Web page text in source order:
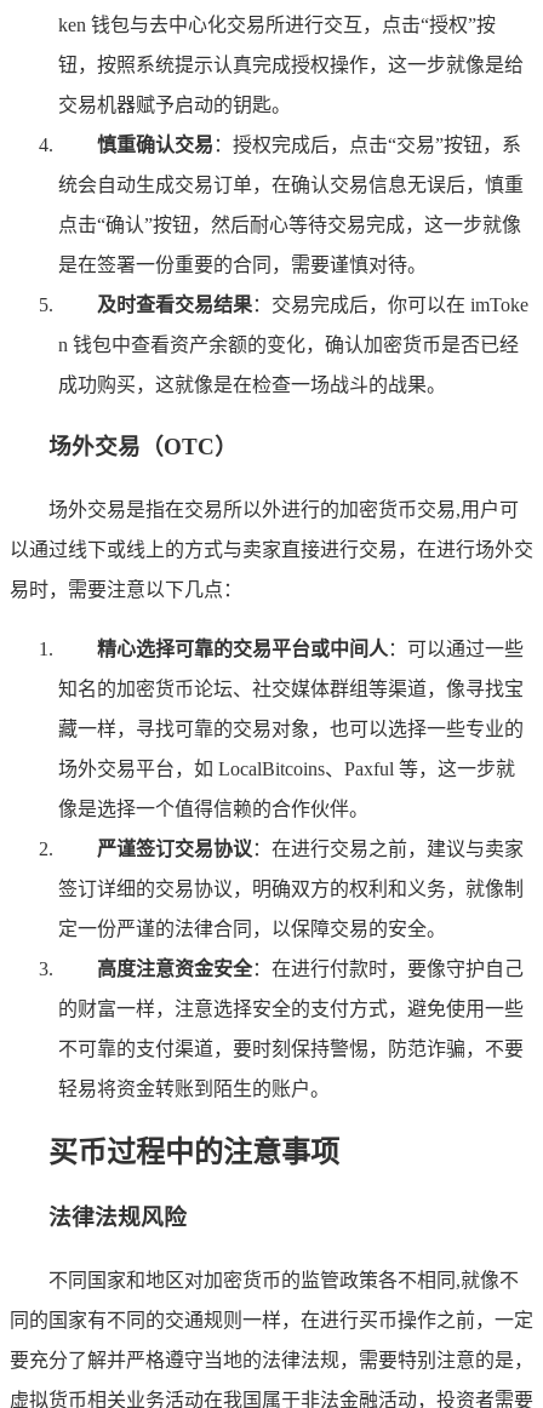
ken 钱包与去中心化交易所进行交互，点击“授权”按
钮，按照系统提示认真完成授权操作，这一步就像是给
交易机器赋予启动的钥匙。
慎重确认交易 ：授权完成后，点击“交易”按钮，系
统会自动生成交易订单，在确认交易信息无误后，慎重
点击“确认”按钮，然后耐心等待交易完成，这一步就像
是在签署一份重要的合同，需要谨慎对待。
及时查看交易结果：交易完成后，你可以在 imToke
n 钱包中查看资产余额的变化，确认加密货币是否已经
成功购买，这就像是在检查一场战斗的战果。
场外交易（OTC）
场外交易是指在交易所以外进行的加密货币交易,用户可
以通过线下或线上的方式与卖家直接进行交易，在进行场外交
易时，需要注意以下几点：
精心选择可靠的交易平台或中间人 ：可以通过一些
知名的加密货币论坛、社交媒体群组等渠道，像寻找宝
藏一样，寻找可靠的交易对象，也可以选择一些专业的
场外交易平台，如 LocalBitcoins、Paxful 等，这一步就
像是选择一个值得信赖的合作伙伴。
严谨签订交易协议 ：在进行交易之前，建议与卖家
签订详细的交易协议，明确双方的权利和义务，就像制
定一份严谨的法律合同，以保障交易的安全。
高度注意资金安全：在进行付款时，要像守护自己
的财富一样，注意选择安全的支付方式，避免使用一些
不可靠的支付渠道，要时刻保持警惕，防范诈骗，不要
轻易将资金转账到陌生的账户。
买币过程中的注意事项
法律法规风险
不同国家和地区对加密货币的监管政策各不相同,就像不
同的国家有不同的交通规则一样，在进行买币操作之前，一定
要充分了解并严格遵守当地的法律法规，需要特别注意的是，
虚拟货币相关业务活动在我国属于非法金融活动，投资者需要